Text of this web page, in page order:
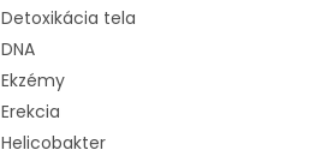
Detoxikácia tela
DNA
Ekzémy
Erekcia
Helicobakter